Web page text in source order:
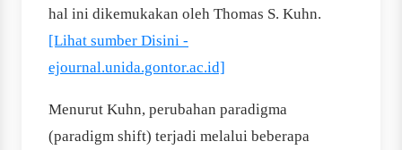
hal ini dikemukakan oleh Thomas S. Kuhn.
[Lihat sumber Disini -
ejournal.unida.gontor.ac.id]
Menurut Kuhn, perubahan paradigma
(paradigm shift) terjadi melalui beberapa